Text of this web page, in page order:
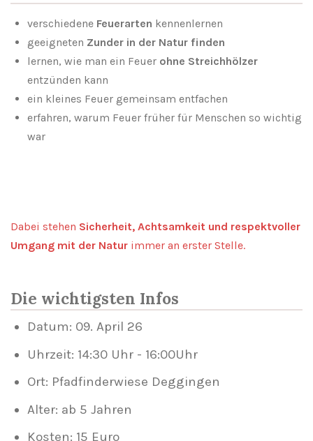
verschiedene Feuerarten kennenlernen
geeigneten Zunder in der Natur finden
lernen, wie man ein Feuer ohne Streichhölzer
entzünden kann
ein kleines Feuer gemeinsam entfachen
erfahren, warum Feuer früher für Menschen so wichtig
war
Dabei stehen Sicherheit, Achtsamkeit und respektvoller
Umgang mit der Natur immer an erster Stelle.
Die wichtigsten Infos
Datum: 09. April 26
Uhrzeit: 14:30 Uhr - 16:00Uhr
Ort: Pfadfinderwiese Deggingen
Alter: ab 5 Jahren
Kosten: 15 Euro